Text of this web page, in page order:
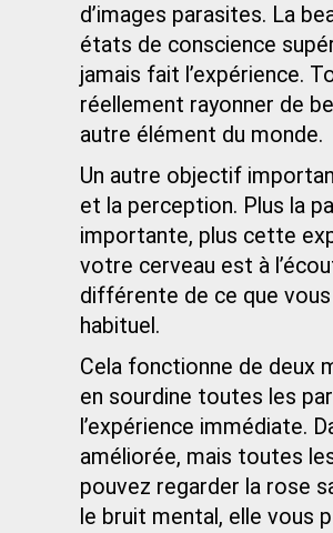
d’images parasites. La
états de conscience
jamais fait l’expérience.
réellement rayonner de
autre élément du monde.
Un autre objectif
et la perception. Plus la
importante, plus cette
votre cerveau est à
différente de ce que
habituel.
Cela fonctionne de deux
en sourdine toutes les
l’expérience immédiate.
améliorée, mais toutes
pouvez regarder la rose
le bruit mental, elle vous